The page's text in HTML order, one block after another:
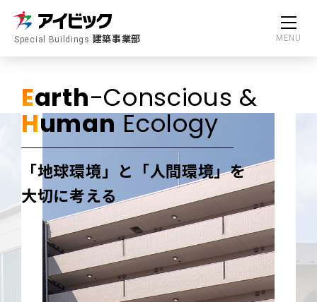
Special Buildings 建築事業部 MENU
Earth-Conscious &
HumanEcology
「地球環境」と「人間環境」を
大切に考える